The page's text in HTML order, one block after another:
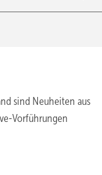
sind Neuheiten aus
Vorführungen